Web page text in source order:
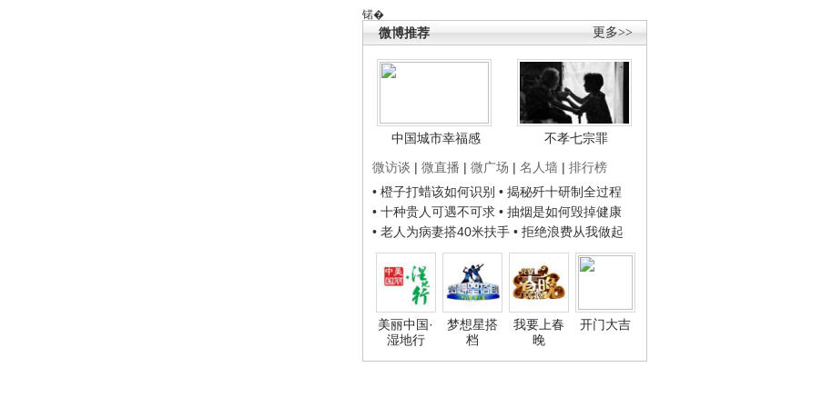
锘�
更多>>
微博推荐
中国城市幸福感
不孝七宗罪
微访谈 | 微直播 | 微广场 | 名人墙 | 排行榜
• 橙子打蜡该如何识别 • 揭秘歼十研制全过程
• 十种贵人可遇不可求 • 抽烟是如何毁掉健康
• 老人为病妻搭40米扶手 • 拒绝浪费从我做起
美丽中国·
湿地行
梦想星搭
档
我要上春
晚
开门大吉